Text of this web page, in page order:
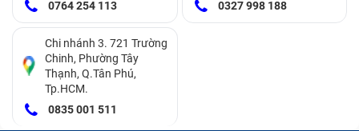
quà vô cùng đặc biệt.
Nhân viên nhiệt tình- tận tâm
Nhân viên tại Bảo Hành One luôn được đào tạo chuyên
nghiệp, sẵn sàng hỗ trợ khách hàng 24/7. Nhân viên kỹ
0764 254 113
0327 998 188
Chi nhánh 3. 721 Trường
Chinh, Phường Tây
Thạnh, Q.Tân Phú,
Tp.HCM.
0835 001 511